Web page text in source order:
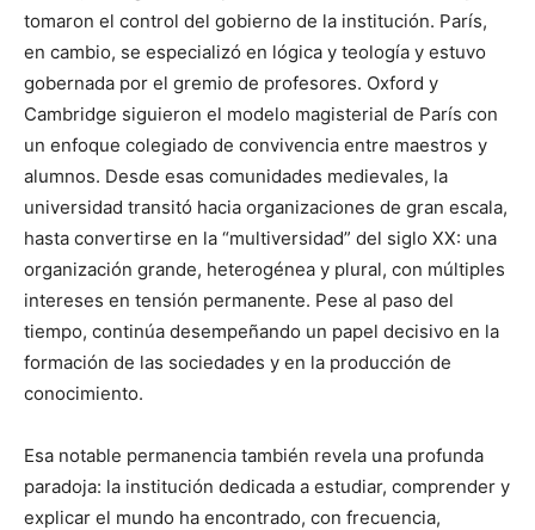
tomaron el control del gobierno de la institución. París,
en cambio, se especializó en lógica y teología y estuvo
gobernada por el gremio de profesores. Oxford y
Cambridge siguieron el modelo magisterial de París con
un enfoque colegiado de convivencia entre maestros y
alumnos. Desde esas comunidades medievales, la
universidad transitó hacia organizaciones de gran escala,
hasta convertirse en la “multiversidad” del siglo XX: una
organización grande, heterogénea y plural, con múltiples
intereses en tensión permanente. Pese al paso del
tiempo, continúa desempeñando un papel decisivo en la
formación de las sociedades y en la producción de
conocimiento.
Esa notable permanencia también revela una profunda
paradoja: la institución dedicada a estudiar, comprender y
explicar el mundo ha encontrado, con frecuencia,